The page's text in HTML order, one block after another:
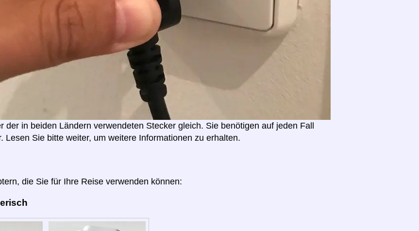
der in beiden Ländern verwendeten Stecker gleich. Sie benötigen auf jeden Fall
Lesen Sie bitte weiter, um weitere Informationen zu erhalten.
die Sie für Ihre Reise verwenden können: